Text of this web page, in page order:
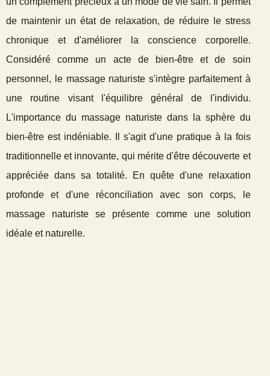
de maintenir un état de relaxation, de réduire le stress
chronique et d'améliorer la conscience corporelle.
Considéré comme un acte de bien-être et de soin
personnel, le massage naturiste s'intègre parfaitement à
une routine visant l'équilibre général de l'individu.
L'importance du massage naturiste dans la sphère du
bien-être est indéniable. Il s'agit d'une pratique à la fois
traditionnelle et innovante, qui mérite d'être découverte et
appréciée dans sa totalité. En quête d'une relaxation
profonde et d'une réconciliation avec son corps, le
massage naturiste se présente comme une solution
idéale et naturelle.